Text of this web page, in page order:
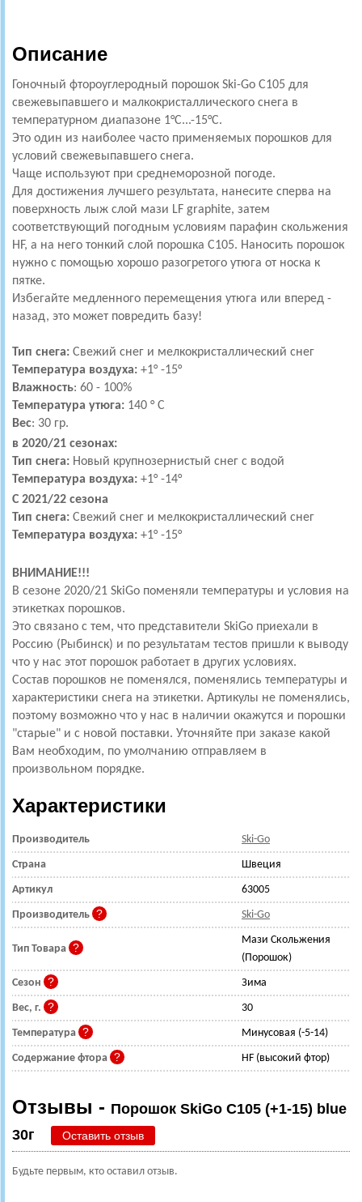
Описание
Гоночный фтороуглеродный порошок Ski-Go C105 для
свежевыпавшего и малкокристаллического снега в
температурном диапазоне 1°C...-15°C.
Это один из наиболее часто применяемых порошков для
условий свежевыпавшего снега.
Чаще используют при среднеморозной погоде.
Для достижения лучшего результата, нанесите сперва на
поверхность лыж слой мази LF graphite, затем
соответствующий погодным условиям парафин скольжения
HF, а на него тонкий слой порошка C105. Наносить порошок
нужно с помощью хорошо разогретого утюга от носка к
пятке.
Избегайте медленного перемещения утюга или вперед -
назад, это может повредить базу!
Тип снега: Свежий снег и мелкокристаллический снег
Температура воздуха: +1° -15°
Влажность: 60 - 100%
Температура утюга: 140 ° C
Вес: 30 гр.
в 2020/21 сезонах:
Тип снега: Новый крупнозернистый снег с водой
Температура воздуха: +1° -14°
С 2021/22 сезона
Тип снега: Свежий снег и мелкокристаллический снег
Температура воздуха: +1° -15°
ВНИМАНИЕ!!!
В сезоне 2020/21 SkiGo поменяли температуры и условия на
этикетках порошков.
Это связано с тем, что представители SkiGo приехали в
Россию (Рыбинск) и по результатам тестов пришли к выводу
что у нас этот порошок работает в других условиях.
Состав порошков не поменялся, поменялись температуры и
характеристики снега на этикетки. Артикулы не поменялись,
поэтому возможно что у нас в наличии окажутся и порошки
"старые" и с новой поставки. Уточняйте при заказе какой
Вам необходим, по умолчанию отправляем в
произвольном порядке.
Характеристики
Производитель Ski-Go
Страна Швеция
Артикул 63005
Производитель Ski-Go
Тип Товара
Мази Скольжения
(Порошок)
Сезон Зима
Вес, г. 30
Температура Минусовая (-5-14)
Содержание фтора HF (высокий фтор)
Отзывы - Порошок SkiGo C105 (+1-15) blue
30г
Оставить отзыв
Будьте первым, кто оставил отзыв.